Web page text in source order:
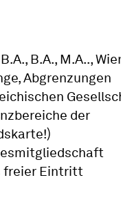
B.A., M.A..,
Abgrenzungen
der
freier Eintritt